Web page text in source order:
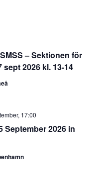
– Sektionen för
2026 kl. 13-14
September 2026 in
17:00